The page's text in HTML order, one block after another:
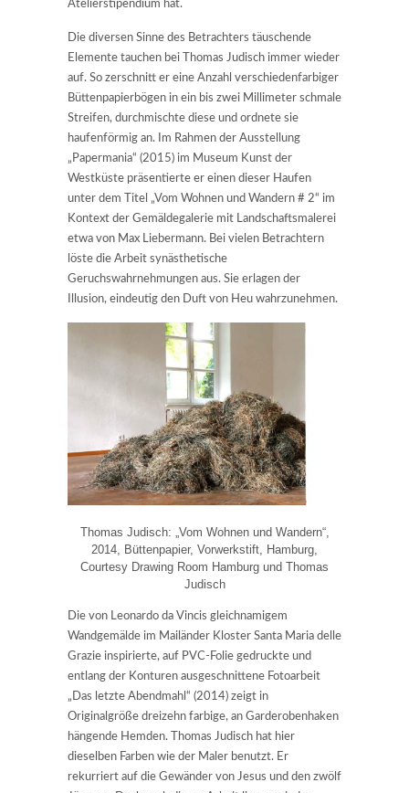
Atelierstipendium hat.
Die diversen Sinne des Betrachters täuschende
Elemente tauchen bei Thomas Judisch immer wieder
auf. So zerschnitt er eine Anzahl verschiedenfarbiger
Büttenpapierbögen in ein bis zwei Millimeter schmale
Streifen, durchmischte diese und ordnete sie
haufenförmig an. Im Rahmen der Ausstellung
„Papermania“ (2015) im Museum Kunst der
Westküste präsentierte er einen dieser Haufen
unter dem Titel „Vom Wohnen und Wandern # 2“ im
Kontext der Gemäldegalerie mit Landschaftsmalerei
etwa von Max Liebermann. Bei vielen Betrachtern
löste die Arbeit synästhetische
Geruchswahrnehmungen aus. Sie erlagen der
Illusion, eindeutig den Duft von Heu wahrzunehmen.
Thomas Judisch: „Vom Wohnen und Wandern“,
2014, Büttenpapier, Vorwerkstift, Hamburg,
Courtesy Drawing Room Hamburg und Thomas
Judisch
Die von Leonardo da Vincis gleichnamigem
Wandgemälde im Mailänder Kloster Santa Maria delle
Grazie inspirierte, auf PVC-Folie gedruckte und
entlang der Konturen ausgeschnittene Fotoarbeit
„Das letzte Abendmahl“ (2014) zeigt in
Originalgröße dreizehn farbige, an Garderobenhaken
hängende Hemden. Thomas Judisch hat hier
dieselben Farben wie der Maler benutzt. Er
rekurriert auf die Gewänder von Jesus und den zwölf